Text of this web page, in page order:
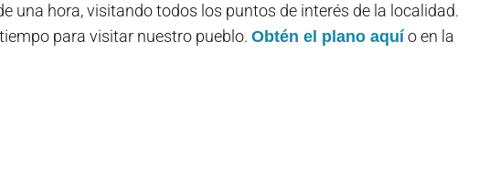
una hora, visitando todos los puntos de interés de la localidad.
para visitar nuestro pueblo.Obtén el plano aquío en la